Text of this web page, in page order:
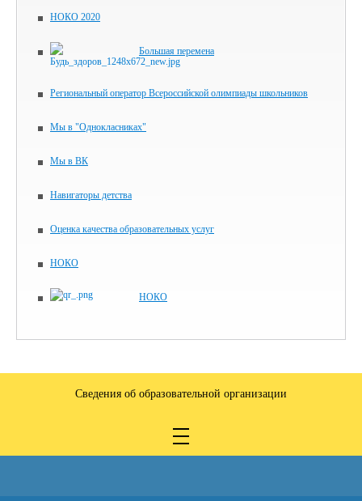
НОКО 2020
Большая перемена
Региональный оператор Всероссийской олимпиады школьников
Мы в "Однокласниках"
Мы в ВК
Навигаторы детства
Оценка качества образовательных услуг
НОКО
НОКО
Сведения об образовательной организации